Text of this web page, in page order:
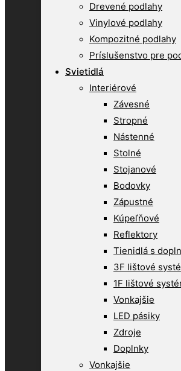
Drevené podlahy
Vinylové podlahy
Kompozitné podlahy
Príslušenstvo pre
Svietidlá
Interiérové
Závesné
Stropné
Nástenné
Stolné
Stojanové
Bodovky
Zápustné
Kúpeľňové
Reflektory
Tienidlá s
3F lištové
1F lištové
Vonkajšie
LED pásiky
Zdroje
Doplnky
Vonkajšie